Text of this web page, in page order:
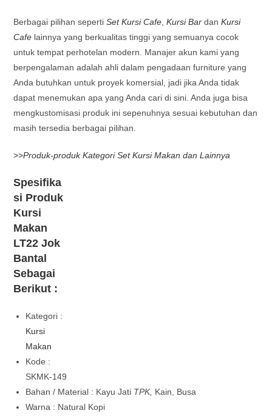
Berbagai pilihan sepertiSet Kursi Cafe ,Kursi Bar danKursi
Cafe lainnya yang berkualitas tinggi yang semuanya cocok
untuk tempat perhotelan modern. Manajer akun kami yang
berpengalaman adalah ahli dalam pengadaan furniture yang
Anda butuhkan untuk proyek komersial, jadi jika Anda tidak
dapat menemukan apa yang Anda cari di sini. Anda juga bisa
mengkustomisasi produk ini sepenuhnya sesuai kebutuhan dan
masih tersedia berbagai pilihan.
>>Produk-produk Kategori Set Kursi Makan dan Lainnya
Spesifika
si Produk
Kursi
Makan
LT22 Jok
Bantal
Sebagai
Berikut :
Kategori :
Kursi
Makan
Kode :
SKMK-149
Bahan / Material : Kayu Jati TPK, Kain, Busa
Warna : Natural Kopi